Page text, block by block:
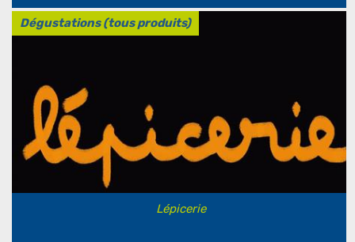
Dégustations (tous produits)
Lépicerie